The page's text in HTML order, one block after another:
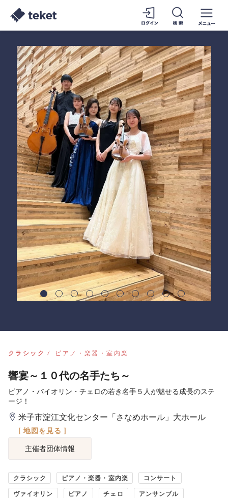
クラシック ピアノ・楽器・室内楽
響宴～１０代の名手たち～
ピアノ・バイオリン・チェロの若き名手５人が魅せる成長のステ
ージ！
米子市淀江文化センター「さなめホール」大ホール
[ 地図を見る ]
主催者団体情報
クラシック ピアノ・楽器・室内楽 コンサート
ヴァイオリン ピアノ チェロ アンサンブル